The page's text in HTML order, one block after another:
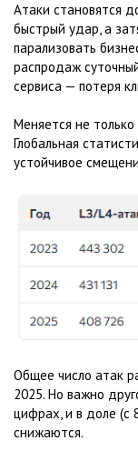
Атаки становятся
быстрый удар, а
парализовать
распродаж
сервиса — потеря
Меняется не
Глобальная
устойчивое
Общее число атак
2025. Но важно
цифрах, и в доле (с
снижаются.